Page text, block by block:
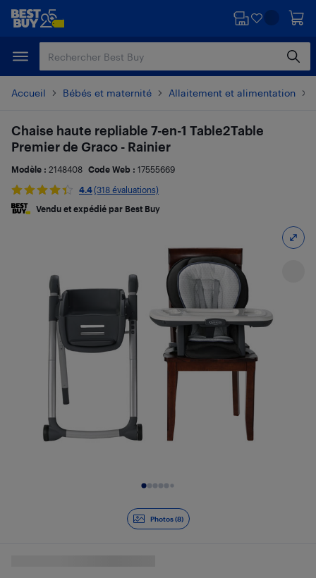
Passer
principal
Passer
Accueil Bébés et maternité Allaitement et alimentation
Photos (8)
Chaise haute repliable 7-en-1 Table2Table
Premier de Graco - Rainier
Modèle : 2148408 Code Web : 17555669
4.4(318 évaluations)
Vendu et expédié par Best Buy